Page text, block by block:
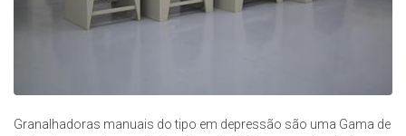
Granalhadoras manuais do tipo em depressão são uma Gama de